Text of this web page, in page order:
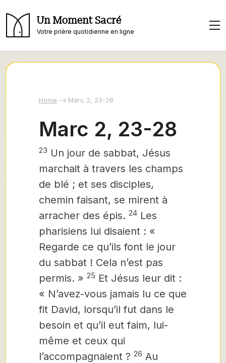
Un Moment Sacré
Votre prière quotidienne en ligne
Home Marc 2, 23-28
Marc 2, 23-28
23 Un jour de sabbat, Jésus
marchait à travers les champs
de blé ; et ses disciples,
chemin faisant, se mirent à
arracher des épis. 24 Les
pharisiens lui disaient : «
Regarde ce qu’ils font le jour
du sabbat ! Cela n’est pas
permis. » 25 Et Jésus leur dit :
« N’avez-vous jamais lu ce que
fit David, lorsqu’il fut dans le
besoin et qu’il eut faim, lui-
même et ceux qui
l’accompagnaient ? 26 Au